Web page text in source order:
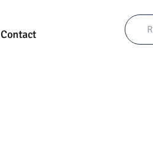
Contact